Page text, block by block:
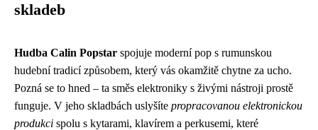
skladeb
Hudba Calin Popstar spojuje moderní pop s rumunskou
hudební tradicí způsobem, který vás okamžitě chytne za ucho.
Pozná se to hned – ta směs elektroniky s živými nástroji prostě
funguje. V jeho skladbách uslyšíte propracovanou elektronickou
produkci spolu s kytarami, klavírem a perkusemi, které